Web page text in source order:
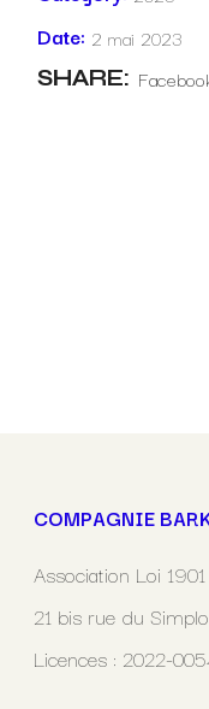
Date: 2 mai 2023
SHARE:
COMPAGNIE
Association Loi 1901
21 bis rue du
Licences : 2022-